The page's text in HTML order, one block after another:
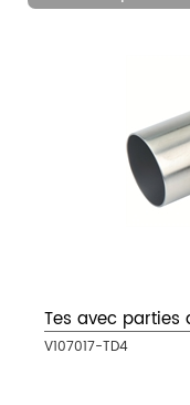
Tes avec parties
V107017-TD4